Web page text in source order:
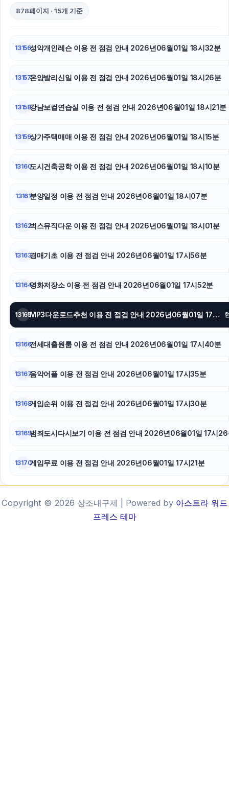
광교피부과
878페이지 · 15개 기준
13156성악개인레슨 이용 전 점검 안내 2026년06월01일 18시32분
13157온양발리신일 이용 전 점검 안내 2026년06월01일 18시26분
13158강남보컬연습실 이용 전 점검 안내 2026년06월01일 18시21분
13159상가주택매매 이용 전 점검 안내 2026년06월01일 18시15분
13160도시건축공학 이용 전 점검 안내 2026년06월01일 18시10분
13161분양일정 이용 전 점검 안내 2026년06월01일 18시07분
13162벅스뮤직다운 이용 전 점검 안내 2026년06월01일 18시01분
13163경매기초 이용 전 점검 안내 2026년06월01일 17시56분
13164영화저장소 이용 전 점검 안내 2026년06월01일 17시52분
13165 MP3다운로드추천 이용 전 점검 안내 2026년06월01일 17시45분
13166전세대출원룸 이용 전 점검 안내 2026년06월01일 17시40분
13167음악어플 이용 전 점검 안내 2026년06월01일 17시35분
13168게임순위 이용 전 점검 안내 2026년06월01일 17시30분
13169범죄도시다시보기 이용 전 점검 안내 2026년06월01일 17시26
13170게임무료 이용 전 점검 안내 2026년06월01일 17시21분
Copyright © 2026 상조내구제 | Powered by 아스트라 워드
프레스 테마